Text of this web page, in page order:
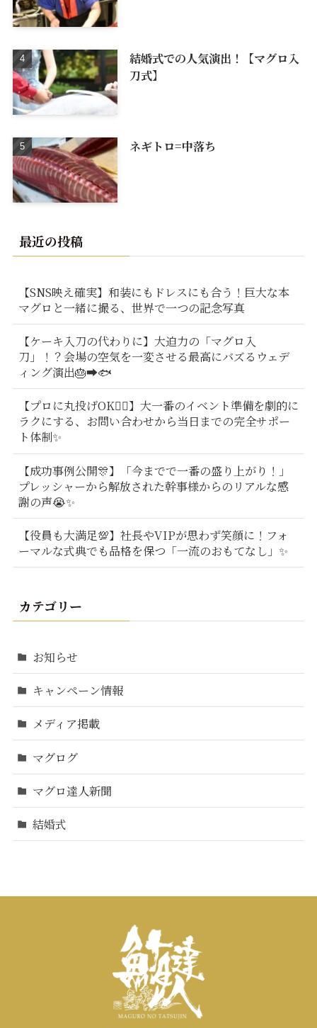
結婚式での人気演出！【マグロ入
刀式】
ネギトロ=中落ち
最近の投稿
【SNS映え確実】和装にもドレスにも合う！巨大な本
マグロと一緒に撮る、世界で一つの記念写真
【ケーキ入刀の代わりに】大迫力の「マグロ入
刀」！？会場の空気を一変させる最高にバズるウェデ
ィング演出🎂➡️🐟
【プロに丸投げOK🙆‍♂️】大一番のイベント準備を劇的に
ラクにする、お問い合わせから当日までの完全サポー
ト体制✨
【成功事例公開🎊】「今までで一番の盛り上がり！」
プレッシャーから解放された幹事様からのリアルな感
謝の声😭✨
【役員も大満足💯】社長やVIPが思わず笑顔に！フォ
ーマルな式典でも品格を保つ「一流のおもてなし」✨
カテゴリー
お知らせ
キャンペーン情報
メディア掲載
マグログ
マグロ達人新聞
結婚式